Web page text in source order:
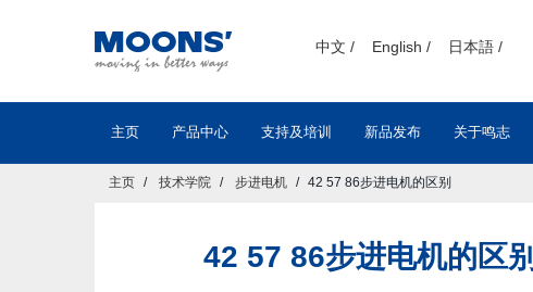
中文 / English / 日本語 /
主页 产品中心 支持及培训 新品发布 关于鸣志
主页 技术学院 步进电机 42 57 86步进电机的区别
42 57 86步进电机的区别